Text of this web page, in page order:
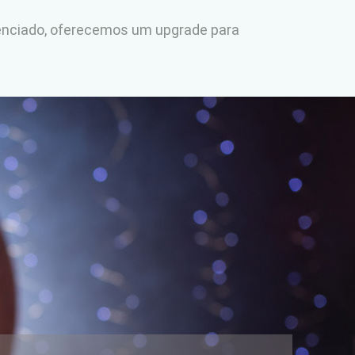
oferecemos um upgrade para